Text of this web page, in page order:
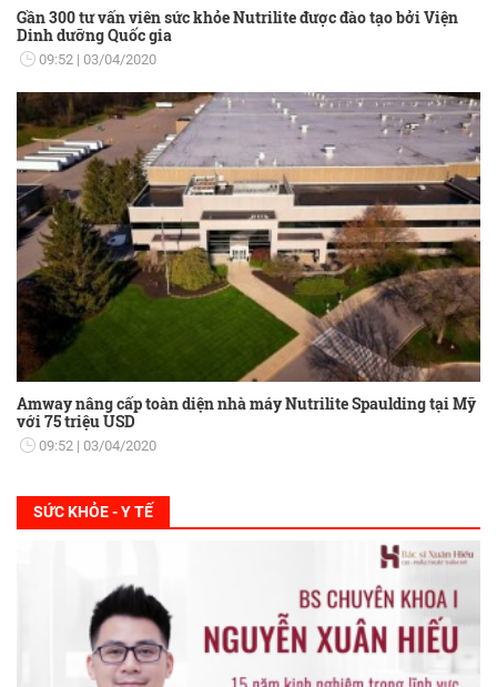
Gần 300 tư vấn viên sức khỏe Nutrilite được đào tạo bởi Viện
Dinh dưỡng Quốc gia
09:52 03/04/2020
Amway nâng cấp toàn diện nhà máy Nutrilite Spaulding tại Mỹ
với 75 triệu USD
09:52 03/04/2020
SỨC KHỎE - Y TẾ